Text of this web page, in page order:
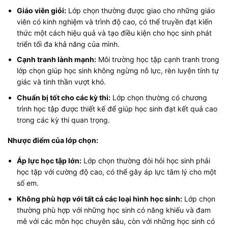
Giáo viên giỏi: Lớp chọn thường được giao cho những giáo
viên có kinh nghiệm và trình độ cao, có thể truyền đạt kiến
thức một cách hiệu quả và tạo điều kiện cho học sinh phát
triển tối đa khả năng của mình.
Cạnh tranh lành mạnh: Môi trường học tập cạnh tranh trong
lớp chọn giúp học sinh không ngừng nỗ lực, rèn luyện tính tự
giác và tinh thần vượt khó.
Chuẩn bị tốt cho các kỳ thi: Lớp chọn thường có chương
trình học tập được thiết kế để giúp học sinh đạt kết quả cao
trong các kỳ thi quan trọng.
Nhược điểm của lớp chọn:
Áp lực học tập lớn: Lớp chọn thường đòi hỏi học sinh phải
học tập với cường độ cao, có thể gây áp lực tâm lý cho một
số em.
Không phù hợp với tất cả các loại hình học sinh: Lớp chọn
thường phù hợp với những học sinh có năng khiếu và đam
mê với các môn học chuyên sâu, còn với những học sinh có